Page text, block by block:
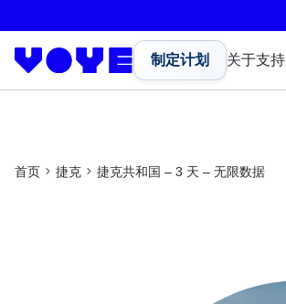
制定计划 关于支持
首页 捷克 捷克共和国 – 3 天 – 无限数据